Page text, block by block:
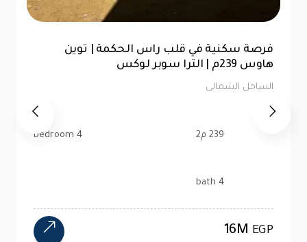
شاليه 76متر للبيع | الحق فرصتك في لا سيستا
الساحل الشمالى